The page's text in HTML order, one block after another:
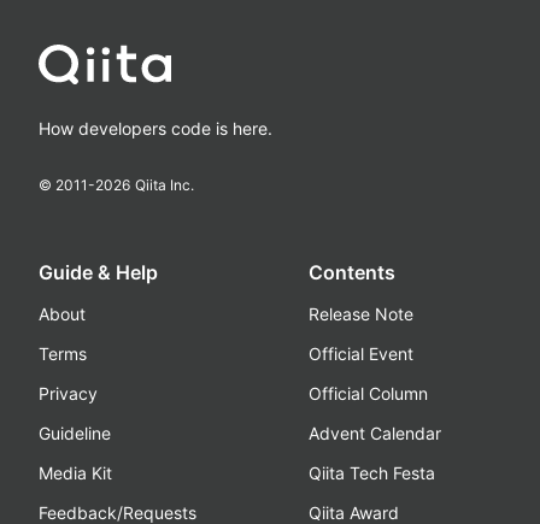
How developers code is here.
© 2011-2026 Qiita Inc.
Guide & Help
About
Terms
Privacy
Guideline
Media Kit
Feedback/Requests
Contents
Release Note
Official Event
Official Column
Advent Calendar
Qiita Tech Festa
Qiita Award